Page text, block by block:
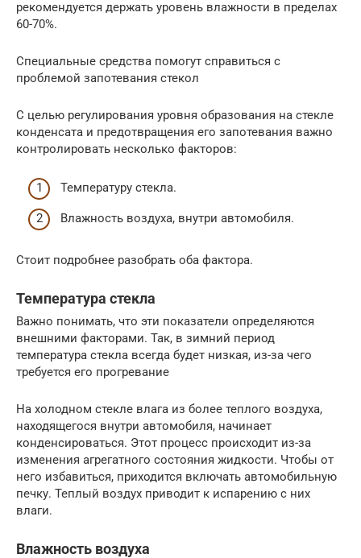
рекомендуется держать уровень влажности в пределах
60-70%.
Специальные средства помогут справиться с
проблемой запотевания стекол
С целью регулирования уровня образования на стекле
конденсата и предотвращения его запотевания важно
контролировать несколько факторов:
Температуру стекла.
Влажность воздуха, внутри автомобиля.
Стоит подробнее разобрать оба фактора.
Температура стекла
Важно понимать, что эти показатели определяются
внешними факторами. Так, в зимний период
температура стекла всегда будет низкая, из-за чего
требуется его прогревание
На холодном стекле влага из более теплого воздуха,
находящегося внутри автомобиля, начинает
конденсироваться. Этот процесс происходит из-за
изменения агрегатного состояния жидкости. Чтобы от
него избавиться, приходится включать автомобильную
печку. Теплый воздух приводит к испарению с них
влаги.
Влажность воздуха